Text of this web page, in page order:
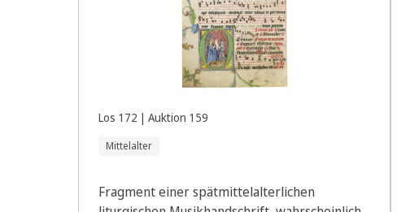
Los 172 | Auktion 159
Mittelalter
Fragment einer spätmittelalterlichen